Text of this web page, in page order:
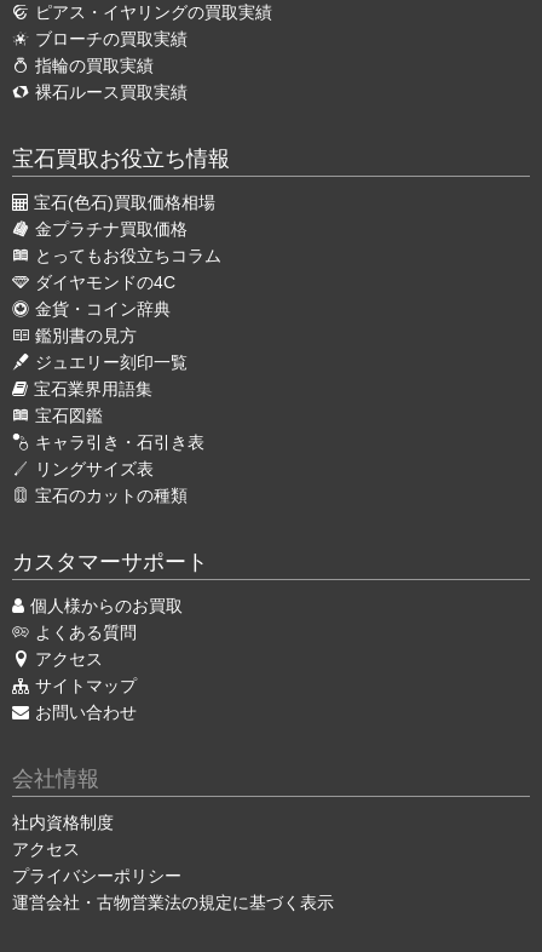
ピアス・イヤリングの買取実績
ブローチの買取実績
指輪の買取実績
裸石ルース買取実績
宝石買取お役立ち情報
宝石(色石)買取価格相場
金プラチナ買取価格
とってもお役立ちコラム
ダイヤモンドの4C
金貨・コイン辞典
鑑別書の見方
ジュエリー刻印一覧
宝石業界用語集
宝石図鑑
キャラ引き・石引き表
リングサイズ表
宝石のカットの種類
カスタマーサポート
個人様からのお買取
よくある質問
アクセス
サイトマップ
お問い合わせ
会社情報
社内資格制度
アクセス
プライバシーポリシー
運営会社・古物営業法の規定に基づく表示